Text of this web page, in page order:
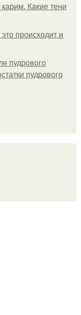
Какие тени
происходит и
пудрового
пудрового